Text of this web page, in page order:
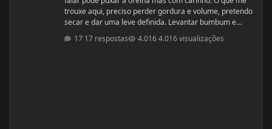
trouxe aqui, preciso perder gordura e volume, pretendo
secar e dar uma leve definida. Levantar bumbum e
secar barriguinha, ganha forma nas pernas, costas e
braços, mas nada muito musculoso ou a ponto de
17 respostas 4.016 visualizações